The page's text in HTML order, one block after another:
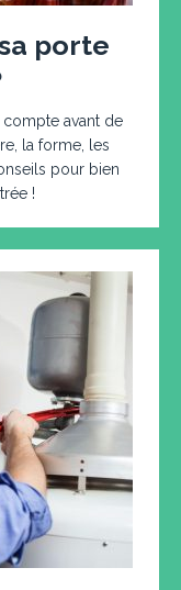
porte
avant de
la forme, les
pour bien
!